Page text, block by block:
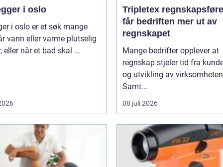
i oslo
i oslo er et søk mange
vann eller varme plutselig
eller når et bad skal ...
Tripletex regnskapsfører
får bedriften mer ut av
regnskapet
Mange bedrifter opplever at
regnskap stjeler tid fra
og utvikling av
Samt...
08 juli 2026